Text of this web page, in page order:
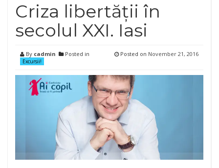
Criza libertății în
secolul XXI. Iasi
By cadmin Posted in
Excursii!
Posted on November 21, 2016